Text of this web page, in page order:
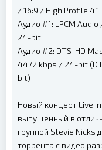
/ 16:9 / High Profile 4.1
Аудио #1: LPCM
24-bit
Аудио #2: DTS-HD
4472 kbps / 24-bit
bit)
Новый концерт Live
выпущенный в
группой Stevie Nicks
торрента с видео